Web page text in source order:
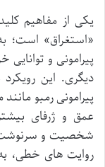
یکی از مفاهیم
«استغراق» است؛
پیرامونی و
دیگری. این
پیرامونی رمبو
عمق و ژرفای
شخصیت و سرنوشت
روایت های خطی،